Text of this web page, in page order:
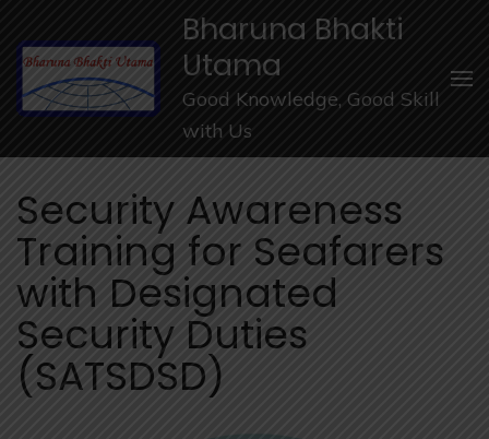
ke
konten
(Tekan
Bharuna Bhakti
Utama
Good Knowledge, Good Skill
with Us
Security Awareness
Training for Seafarers
with Designated
Security Duties
(SATSDSD)